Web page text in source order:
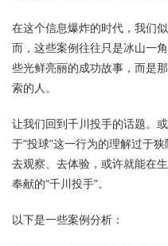
在这个信息爆炸的时代，我们
而，这些案例往往只是冰山一
些光鲜亮丽的成功故事，而是
索的人。
让我们回到千川投手的话题。
于“投球”这一行为的理解过于
去观察、去体验，或许就能在
奉献的“千川投手”。
以下是一些案例分析：